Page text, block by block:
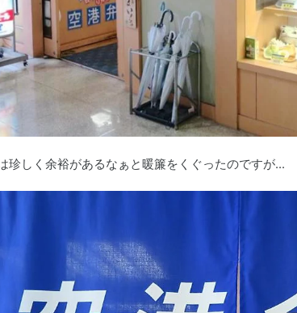
珍しく余裕があるなぁと暖簾をくぐったのですが...